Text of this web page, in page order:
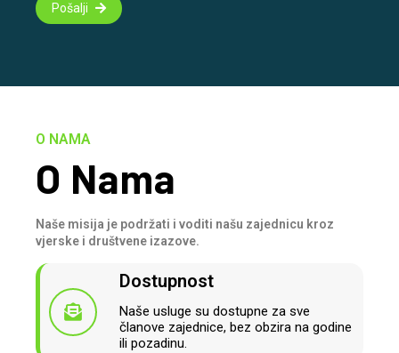
Pošalji
O NAMA
O Nama
Naše misija je podržati i voditi našu zajednicu kroz
vjerske i društvene izazove.
Dostupnost
Naše usluge su dostupne za sve
članove zajednice, bez obzira na godine
ili pozadinu.